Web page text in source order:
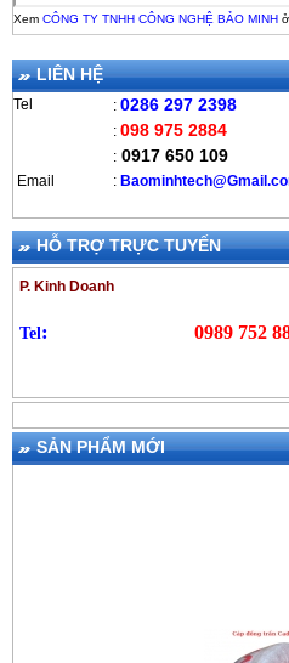
Xem CÔNG TY TNHH CÔNG NGHỆ BẢO MINH
LIÊN HỆ
Tel : 0286 297 2398
: 098 975 2884
: 0917 650 109
Email : B
HỖ TRỢ TRỰC TUYẾN
P. Kinh Doanh
Tel: 0989 752
SẢN PHẨM MỚI